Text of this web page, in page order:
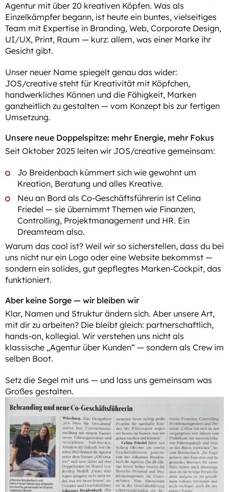
Agentur mit über 20 kreativen Köpfen. Was als
Einzelkämpfer begann, ist heute ein buntes, vielseitiges
Team mit Expertise in Branding, Web, Corporate Design,
UI/UX, Print, Raum — kurz: allem, was einer Marke ihr
Gesicht gibt.
Unser neuer Name spiegelt genau das wider:
JOS/creative steht für Kreativität mit Köpfchen,
handwerkliches Können und die Fähigkeit, Marken
ganzheitlich zu gestalten — vom Konzept bis zur fertigen
Umsetzung.
Unsere neue Doppelspitze: mehr Energie, mehr Fokus
Seit Oktober 2025 leiten wir JOS/creative gemeinsam:
Jo Breidenbach kümmert sich wie gewohnt um
Kreation, Beratung und alles Kreative.
Neu an Bord als Co-Geschäftsführerin ist Celina
Friedel — sie übernimmt Themen wie Finanzen,
Controlling, Projektmanagement und HR. Ein
Dreamteam also.
Warum das cool ist? Weil wir so sicherstellen, dass du bei
uns nicht nur ein Logo oder eine Website bekommst —
sondern ein solides, gut gepflegtes Marken-Cockpit, das
funktioniert.
Aber keine Sorge — wir bleiben wir
Klar, Namen und Struktur ändern sich. Aber unsere Art,
mit dir zu arbeiten? Die bleibt gleich: partnerschaftlich,
hands-on, kollegial. Wir verstehen uns nicht als
klassische „Agentur über Kunden“ — sondern als Crew im
selben Boot.
Setz die Segel mit uns — und lass uns gemeinsam was
Großes gestalten.